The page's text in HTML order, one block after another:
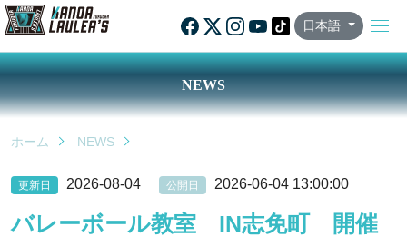
日本語
NEWS
ホーム NEWS
更新日 2026-08-04 公開日 2026-06-04 13:00:00
バレーボール教室 IN志免町 開催